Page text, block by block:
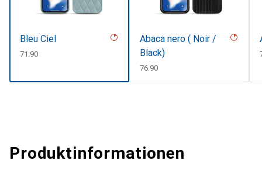
Bleu Ciel
CHF
71.90
Abaca nero ( Noir /
Black)
CHF
76.90
Produktinformationen